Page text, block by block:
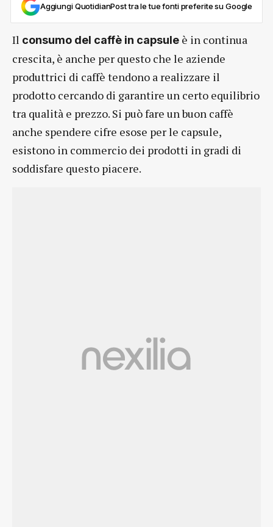
Aggiungi QuotidianPost tra le tue fonti preferite su Google
Il consumo del caffè in capsule è in continua
crescita, è anche per questo che le aziende
produttrici di caffè tendono a realizzare il
prodotto cercando di garantire un certo equilibrio
tra qualità e prezzo. Si può fare un buon caffè
anche spendere cifre esose per le capsule,
esistono in commercio dei prodotti in gradi di
soddisfare questo piacere.